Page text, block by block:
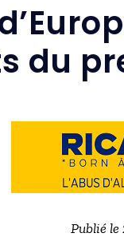
du
Publié le